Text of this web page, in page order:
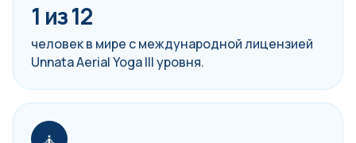
1 из 12
человек в мире с международной лицензией
Unnata Aerial Yoga III уровня.